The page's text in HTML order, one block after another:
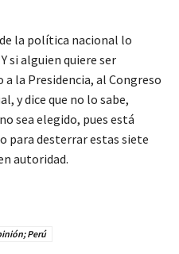
la política nacional lo
si alguien quiere ser
la Presidencia, al Congreso
y dice que no lo sabe,
sea elegido, pues está
para desterrar estas siete
autoridad.
Perú